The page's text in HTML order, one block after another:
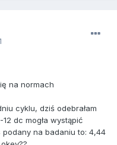
na normach
cyklu, dziś odebrałam
dc mogła wystąpić
na badaniu to: 4,44